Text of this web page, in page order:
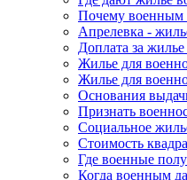
Почему военным
Апрелевка -
Доплата за
Жилье для
Жилье для
Основания
Признать
Социальное
Стоимость
Где военные
Когда военным